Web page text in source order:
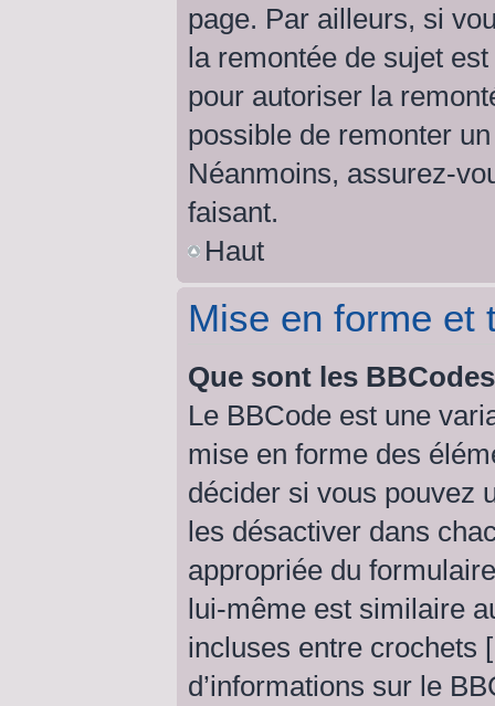
page. Par ailleurs, si
la remontée de sujet
pour autoriser la
possible de remonter
Néanmoins, assurez-
faisant.
Haut
Mise en forme et
Que sont les
Le BBCode est une
mise en forme des
décider si vous pouvez
les désactiver dans
appropriée du
lui-même est similaire
incluses entre crochets
d’informations sur le